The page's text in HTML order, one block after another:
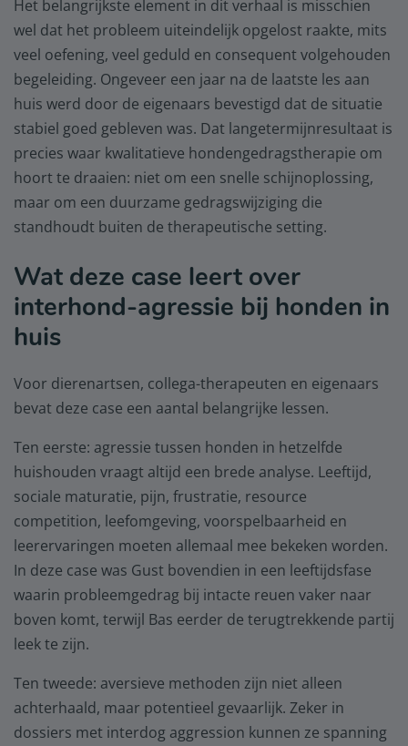
Het belangrijkste element in dit verhaal is misschien
wel dat het probleem uiteindelijk opgelost raakte, mits
veel oefening, veel geduld en consequent volgehouden
begeleiding. Ongeveer een jaar na de laatste les aan
huis werd door de eigenaars bevestigd dat de situatie
stabiel goed gebleven was. Dat langetermijnresultaat is
precies waar kwalitatieve hondengedragstherapie om
hoort te draaien: niet om een snelle schijnoplossing,
maar om een duurzame gedragswijziging die
standhoudt buiten de therapeutische setting.
Wat deze case leert over
interhond-agressie bij honden in
huis
Voor dierenartsen, collega-therapeuten en eigenaars
bevat deze case een aantal belangrijke lessen.
Ten eerste: agressie tussen honden in hetzelfde
huishouden vraagt altijd een brede analyse. Leeftijd,
sociale maturatie, pijn, frustratie, resource
competition, leefomgeving, voorspelbaarheid en
leerervaringen moeten allemaal mee bekeken worden.
In deze case was Gust bovendien in een leeftijdsfase
waarin probleemgedrag bij intacte reuen vaker naar
boven komt, terwijl Bas eerder de terugtrekkende partij
leek te zijn.
Ten tweede: aversieve methoden zijn niet alleen
achterhaald, maar potentieel gevaarlijk. Zeker in
dossiers met interdog aggression kunnen ze spanning